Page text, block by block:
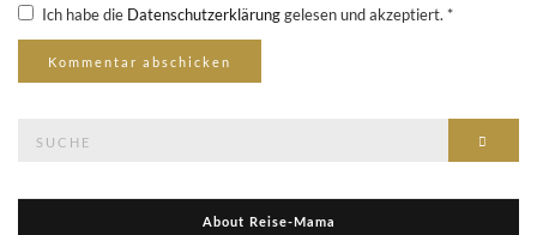
Ich habe die Datenschutzerklärunggelesen und akzeptiert. *
About Reise-Mama